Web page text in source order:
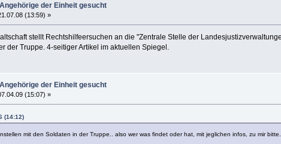
der Einheit gesucht
(13:59) »
stellt Rechtshilfeersuchen an die "Zentrale Stelle der
der Truppe. 4-seitiger Artikel im aktuellen Spiegel.
der Einheit gesucht
(15:07) »
(14:12)
mit den Soldaten in der Truppe.. also wer was findet oder hat, mit jeglichen infos, zu mir